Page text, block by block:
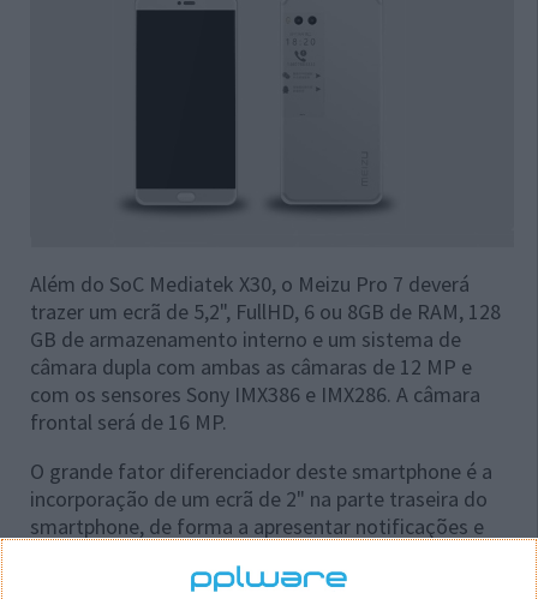
Além do SoC Mediatek X30, o Meizu Pro 7 deverá
trazer um ecrã de 5,2", FullHD, 6 ou 8GB de RAM, 128
GB de armazenamento interno e um sistema de
câmara dupla com ambas as câmaras de 12 MP e
com os sensores Sony IMX386 e IMX286. A câmara
frontal será de 16 MP.
O grande fator diferenciador deste smartphone é a
incorporação de um ecrã de 2" na parte traseira do
smartphone, de forma a apresentar notificações e
que ligar o ecrã principal, poupando assim bateria.